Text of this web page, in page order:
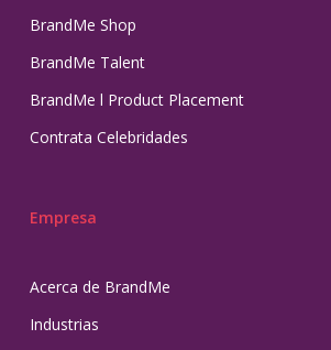
BrandMe Shop
BrandMe Talent
BrandMe l Product Placement
Contrata Celebridades
Empresa
Acerca de BrandMe
Industrias